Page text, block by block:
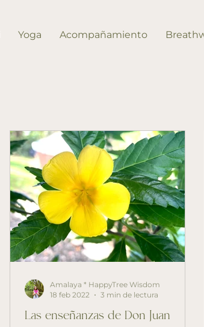
Yoga Acompañamiento
Las enseñanzas de Don Juan
Amalaya * HappyTree Wisdom
18 feb 2022
3 min de lectura